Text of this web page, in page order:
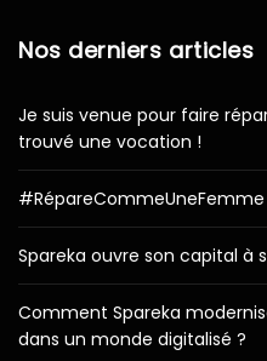
Nos derniers articles
Je suis venue pour faire
trouvé une vocation !
Spareka ouvre son capital à
Comment Spareka
dans un monde digitalisé ?